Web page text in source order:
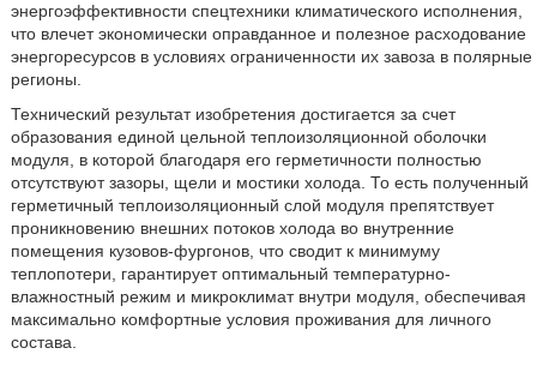
энергоэффективности спецтехники климатического исполнения,
что влечет экономически оправданное и полезное расходование
энергоресурсов в условиях ограниченности их завоза в полярные
регионы.
Технический результат изобретения достигается за счет
образования единой цельной теплоизоляционной оболочки
модуля, в которой благодаря его герметичности полностью
отсутствуют зазоры, щели и мостики холода. То есть полученный
герметичный теплоизоляционный слой модуля препятствует
проникновению внешних потоков холода во внутренние
помещения кузовов-фургонов, что сводит к минимуму
теплопотери, гарантирует оптимальный температурно-
влажностный режим и микроклимат внутри модуля, обеспечивая
максимально комфортные условия проживания для личного
состава.